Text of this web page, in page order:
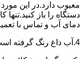
معیوب دارد.در این
دستگاه را باز
دمای آب و تماس با
4.آب داغ رنگ گرفته است